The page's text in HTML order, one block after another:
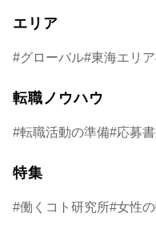
エリア
グローバル 東海エリア
転職ノウハウ
転職活動の準備 応募
特集
働くコト研究所 女性